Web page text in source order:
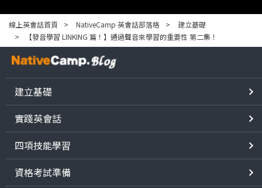
線上英會話首頁 NativeCamp 英會話部落格
建立基礎
【發音學習 LINKING 篇！】通過聲音來學習的重要性 第二集！
建立基礎
實踐英會話
四項技能學習
資格考試準備